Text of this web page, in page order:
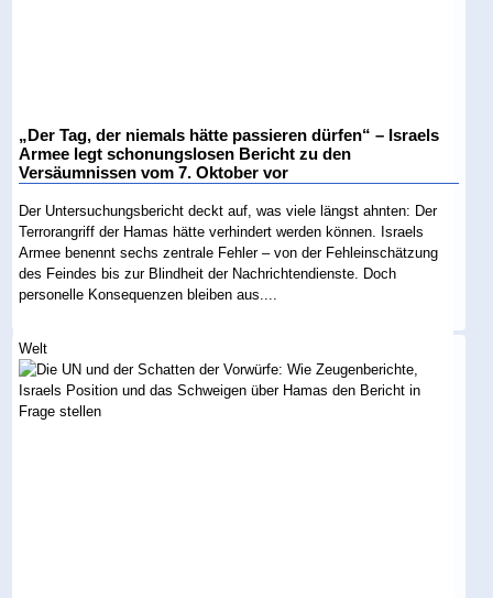
„Der Tag, der niemals hätte passieren dürfen“ – Israels
Armee legt schonungslosen Bericht zu den
Versäumnissen vom 7. Oktober vor
Der Untersuchungsbericht deckt auf, was viele längst ahnten: Der
Terrorangriff der Hamas hätte verhindert werden können. Israels
Armee benennt sechs zentrale Fehler – von der Fehleinschätzung
des Feindes bis zur Blindheit der Nachrichtendienste. Doch
personelle Konsequenzen bleiben aus....
Welt